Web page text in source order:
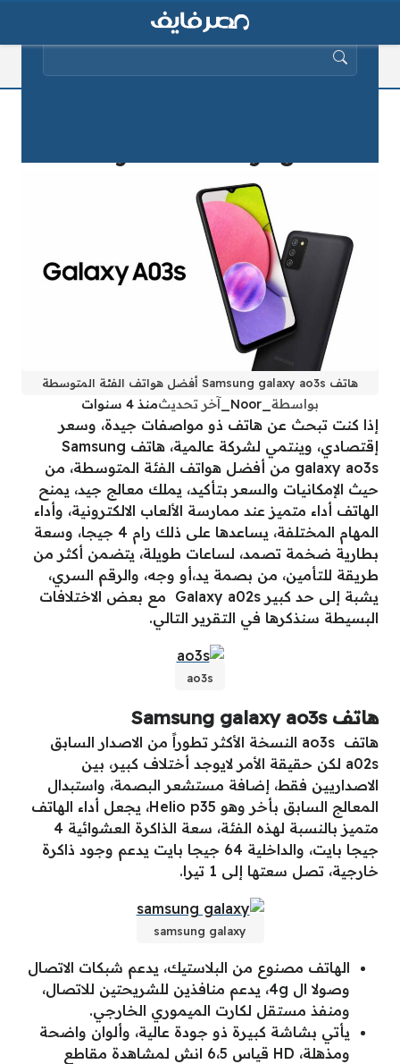
هاتف Samsung galaxy ao3s أفضل هواتف الفئة المتوسطة
بواسطة آخر تحديثمنذ 4 سنوات
إذا كنت تبحث عن هاتف ذو مواصفات جيدة، وسعر
إقتصادي، وينتمي لشركة عالمية، هاتف Samsung
galaxy ao3s من أفضل هواتف الفئة المتوسطة، من
حيث الإمكانيات والسعر بتأكيد، يملك معالج جيد، يمنح
الهاتف أداء متميز عند ممارسة الألعاب الالكترونية، وأداء
المهام المختلفة، يساعدها على ذلك رام 4 جيجا، وسعة
بطارية ضخمة تصمد، لساعات طويلة، يتضمن أكثر من
طريقة للتأمين، من بصمة يد،أو وجه، والرقم السري،
يشبة إلى حد كبير Galaxy a02s مع بعض الاختلافات
البسيطة سنذكرها في التقرير التالي.
ao3s
هاتف Samsung galaxy ao3s
هاتف ao3s النسخة الأكثر تطوراً من الاصدار السابق
a02s لكن حقيقة الأمر لايوجد أختلاف كبير، بين
الاصداريين فقط، إضافة مستشعر البصمة، واستبدال
المعالج السابق بأخر وهو Helio p35، يجعل أداء الهاتف
متميز بالنسبة لهذه الفئة، سعة الذاكرة العشوائية 4
جيجا بايت، والداخلية 64 جيجا بايت يدعم وجود ذاكرة
خارجية، تصل سعتها إلى 1 تيرا.
samsung galaxy
الهاتف مصنوع من البلاستيك، يدعم شبكات الاتصال
وصولا ال 4g، يدعم منافذين للشريحتين للاتصال،
ومنفذ مستقل لكارت الميموري الخارجي.
يأتي بشاشة كبيرة ذو جودة عالية، وألوان واضحة
ومذهلة، HD قياس 6،5 انش لمشاهدة مقاطع
البحث عن: